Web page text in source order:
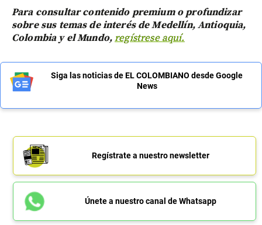
Para consultar contenido premium o profundizar
sobre sus temas de interés de Medellín, Antioquia,
Colombia y el Mundo,regístrese aquí.
Siga las noticias de EL COLOMBIANO desde Google
News
Regístrate a nuestro newsletter
Únete a nuestro canal de Whatsapp